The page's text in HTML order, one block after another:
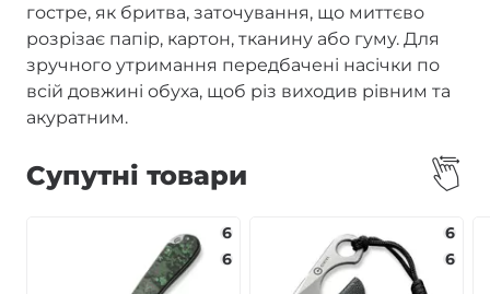
гостре, як бритва, заточування, що миттєво
розрізає папір, картон, тканину або гуму. Для
зручного утримання передбачені насічки по
всій довжині обуха, щоб різ виходив рівним та
акуратним.
Супутні товари
6
6
6
6